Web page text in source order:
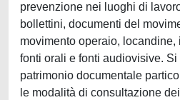
prevenzione nei luoghi di
bollettini, documenti del
movimento operaio, locandine,
fonti orali e fonti audiovisive.
patrimonio documentale
le modalità di consultazione